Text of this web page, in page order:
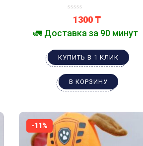
1300 ₸
🚛 Доставка за 90 минут
КУПИТЬ В 1 КЛИК
В КОРЗИНУ
-11%